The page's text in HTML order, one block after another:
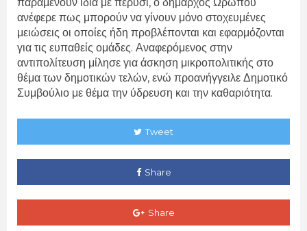
ανέφερε πως μπορούν να γίνουν μόνο στοχευμένες
μειώσεις οι οποίες ήδη προβλέπονται και εφαρμόζονται
για τις ευπαθείς ομάδες. Αναφερόμενος στην
αντιπολίτευση μίλησε για άσκηση μικροπολιτικής στο
θέμα των δημοτικών τελών, ενώ προανήγγειλε Δημοτικό
Συμβούλιο με θέμα την ύδρευση και την καθαριότητα.
Tweet
Share
Share